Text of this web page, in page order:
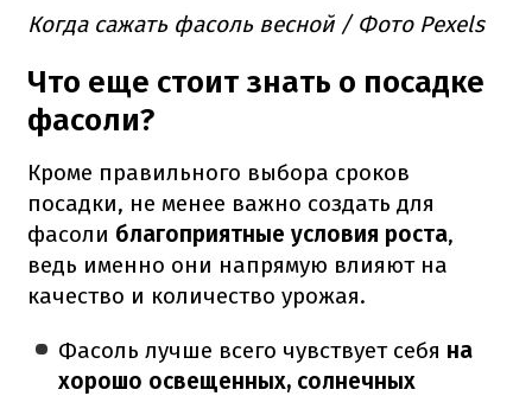
Когда сажать фасоль весной / Фото Pexels
Что еще стоит знать о посадке
фасоли?
Кроме правильного выбора сроков
посадки, не менее важно создать для
фасоли благоприятные условия роста,
ведь именно они напрямую влияют на
качество и количество урожая.
Фасоль лучше всего чувствует себя на
хорошо освещенных, солнечных